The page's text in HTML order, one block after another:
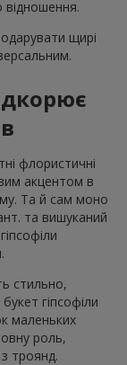
відношення.
щирі
флористичні
акцентом в
Та й сам моно
та вишуканий
стильно,
гіпсофіли
маленьких
роль,
троянд.